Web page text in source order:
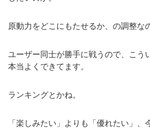
原動力をどこにもたせるか、の調整な
ユーザー同士が勝手に戦うので、こう
本当よくできてます。
ランキングとかね。
「楽しみたい」よりも「優れたい」、